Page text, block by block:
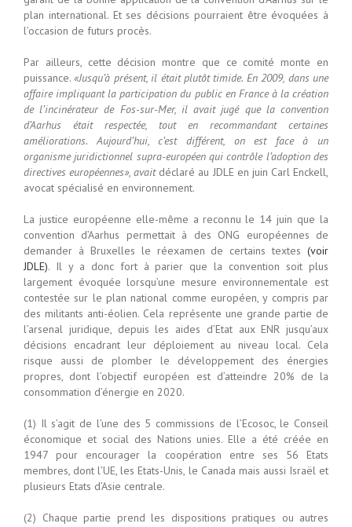
plan international. Et ses décisions pourraient être évoquées à
l’occasion de futurs procès.
Par ailleurs, cette décision montre que ce comité monte en
puissance.«Jusqu’à présent, il était plutôt timide. En 2009, dans une
affaire impliquant la participation du public en France à la création
de l’incinérateur de Fos-sur-Mer, il avait jugé que la convention
d’Aarhus était respectée, tout en recommandant certaines
améliorations. Aujourd’hui, c’est différent, on est face à un
organisme juridictionnel supra-européen qui contrôle l’adoption des
directives européennes», avaitdéclaré au JDLE en juin Carl Enckell,
avocat spécialisé en environnement.
La justice européenne elle-même a reconnu le 14 juin que la
convention d’Aarhus permettait à des ONG européennes de
demander à Bruxelles le réexamen de certains textes (voir
JDLE). Il y a donc fort à parier que la convention soit plus
largement évoquée lorsqu’une mesure environnementale est
contestée sur le plan national comme européen, y compris par
des militants anti-éolien. Cela représente une grande partie de
l’arsenal juridique, depuis les aides d’Etat aux ENR jusqu’aux
décisions encadrant leur déploiement au niveau local. Cela
risque aussi de plomber le développement des énergies
propres, dont l’objectif européen est d’atteindre 20% de la
consommation d’énergie en 2020.
(1) Il s’agit de l’une des 5 commissions de l’Ecosoc, le Conseil
économique et social des Nations unies. Elle a été créée en
1947 pour encourager la coopération entre ses 56 Etats
membres, dont l’UE, les Etats-Unis, le Canada mais aussi Israël et
plusieurs Etats d’Asie centrale.
(2) Chaque partie prend les dispositions pratiques ou autres